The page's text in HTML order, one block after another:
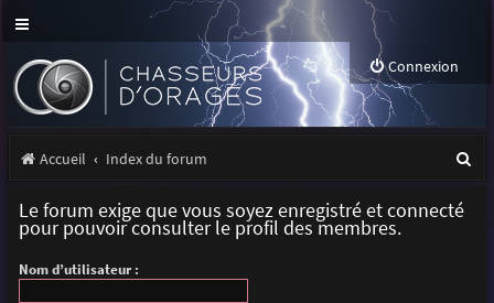
Connexion
Accueil Index du forum
Le forum exige que vous soyez enregistré et connecté
pour pouvoir consulter le profil des membres.
Nom d’utilisateur :